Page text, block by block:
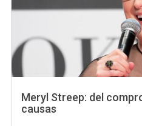
Meryl Streep: del
causas